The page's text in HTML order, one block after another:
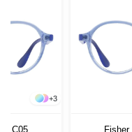
+3
C05
Fisher